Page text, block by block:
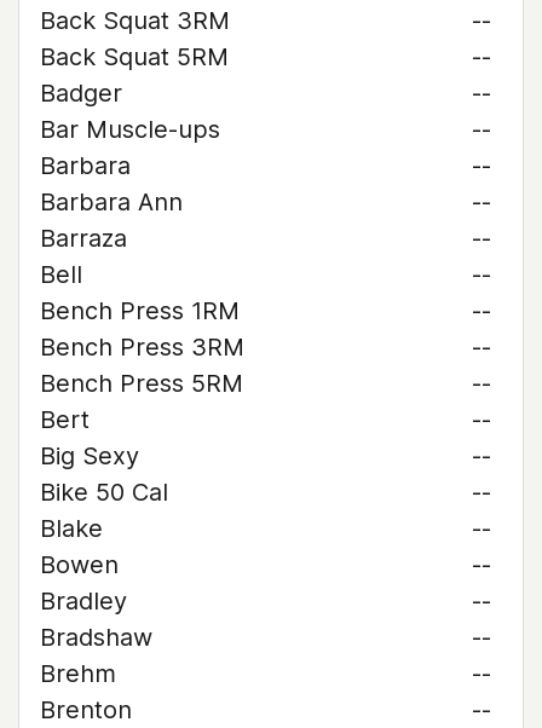
Back Squat 3RM
--
Back Squat 5RM
--
Badger
--
Bar Muscle-ups
--
Barbara
--
Barbara Ann
--
Barraza
--
Bell
--
Bench Press 1RM
--
Bench Press 3RM
--
Bench Press 5RM
--
Bert
--
Big Sexy
--
Bike 50 Cal
--
Blake
--
Bowen
--
Bradley
--
Bradshaw
--
Brehm
--
Brenton
--